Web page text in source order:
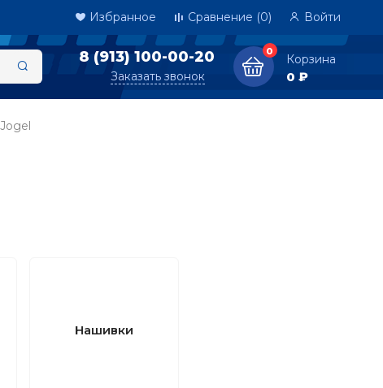
Избранное Сравнение (0) Войти
8 (913) 100-00-20
Заказать звонок
0
Корзина
0 ₽
Нашивки